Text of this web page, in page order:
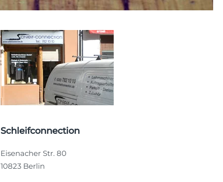
Schleifconnection
Eisenacher Str. 80
10823 Berlin